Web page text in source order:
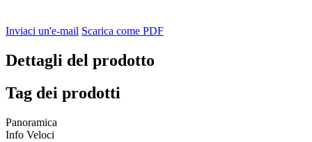
Inviaci un'e-mail Scarica come PDF
Dettagli del prodotto
Tag dei prodotti
Panoramica
Info Veloci